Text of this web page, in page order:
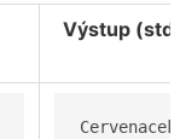
Výstup
Cervenacek